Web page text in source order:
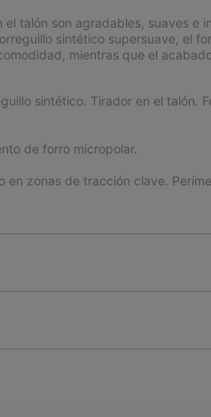
talón son agradables, suaves e
sintético supersuave, el
mientras que el
sintético. Tirador en el talón.
de forro micropolar.
en zonas de tracción clave.